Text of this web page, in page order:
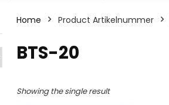
Home Product Artikelnummer
‎BTS-20
Showing the single result